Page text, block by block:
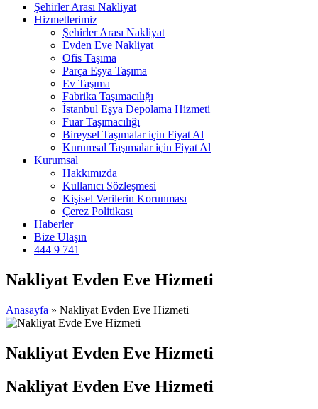
Şehirler Arası Nakliyat
Hizmetlerimiz
Şehirler Arası Nakliyat
Evden Eve Nakliyat
Ofis Taşıma
Parça Eşya Taşıma
Ev Taşıma
Fabrika Taşımacılığı
İstanbul Eşya Depolama Hizmeti
Fuar Taşımacılığı
Bireysel Taşımalar için Fiyat Al
Kurumsal Taşımalar için Fiyat Al
Kurumsal
Hakkımızda
Kullanıcı Sözleşmesi
Kişisel Verilerin Korunması
Çerez Politikası
Haberler
Bize Ulaşın
444 9 741
Nakliyat Evden Eve Hizmeti
Anasayfa » Nakliyat Evden Eve Hizmeti
Nakliyat Evden Eve Hizmeti
Nakliyat Evden Eve Hizmeti